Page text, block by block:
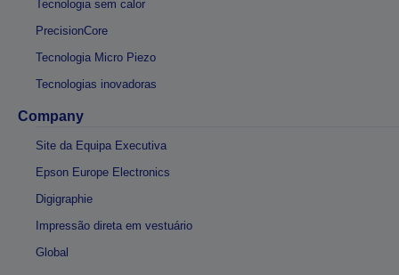
Tecnologia sem calor
PrecisionCore
Tecnologia Micro Piezo
Tecnologias inovadoras
Company
Site da Equipa Executiva
Epson Europe Electronics
Digigraphie
Impressão direta em vestuário
Global